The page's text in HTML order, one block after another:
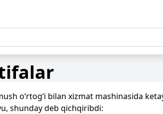
o‘rtog‘i bilan xizmat mashinasida
shunday deb qichqiribdi: